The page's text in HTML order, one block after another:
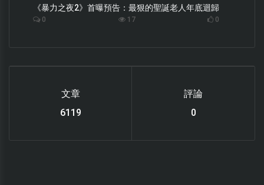
《暴力之夜2》首曝預告：最狠的聖誕老人年底迴歸
0 17 0
文章
6119
評論
0